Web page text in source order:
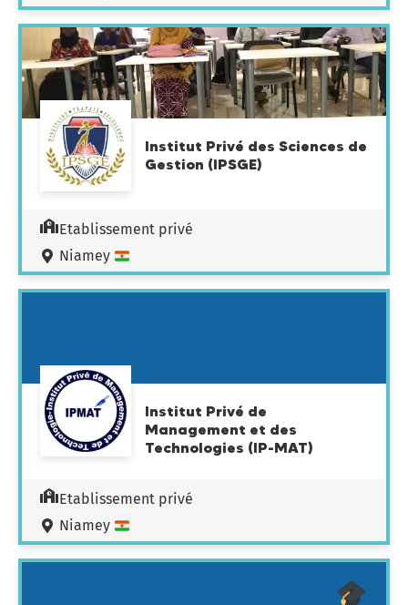
Institut Privé des Sciences de
Gestion (IPSGE)
Etablissement privé
Niamey
Institut Privé de
Management et des
Technologies (IP-MAT)
Etablissement privé
Niamey